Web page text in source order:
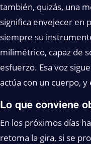
también, quizás, una
significa envejecer en
siempre su
milimétrico, capaz de
esfuerzo. Esa voz
actúa con un cuerpo,
Lo que conviene
En los próximos días
retoma la gira, si se